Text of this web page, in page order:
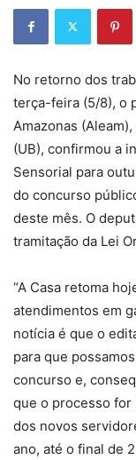
No retorno dos
terça-feira (5/8), o
Amazonas
(UB), confirmou a
Sensorial para
do concurso
deste mês. O
tramitação da Lei
“A Casa retoma
atendimentos em
notícia é que o
para que
concurso e,
que o processo for
dos novos
ano, até o final de